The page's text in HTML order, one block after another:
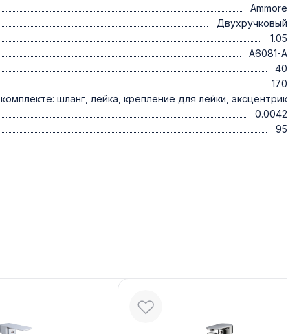
Ammore
Двухручковый
1.05
A6081-A
40
170
шланг, лейка, крепление для лейки, эксцентрик
0.0042
95